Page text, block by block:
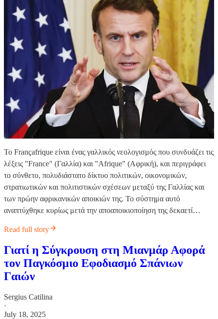
Το Françafrique είναι ένας γαλλικός νεολογισμός που συνδυάζει τις
λέξεις "France" (Γαλλία) και "Afrique" (Αφρική), και περιγράφει
το σύνθετο, πολυδιάστατο δίκτυο πολιτικών, οικονομικών,
στρατιωτικών και πολιτιστικών σχέσεων μεταξύ της Γαλλίας και
των πρώην αφρικανικών αποικιών της. Το σύστημα αυτό
αναπτύχθηκε κυρίως μετά την αποαποικιοποίηση της δεκαετί…
Read full story
Γιατί η Σύγκρουση στη Μιανμάρ Αφορά
τον Παγκόσμιο Εφοδιασμό Σπάνιων
Γαιών
Sergius Catilina
·
July 18, 2025